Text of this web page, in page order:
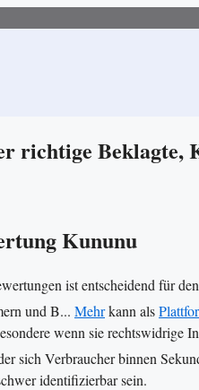
richtige Beklagte,
Kununu
ist entscheidend für
und B... Mehrkann als
wenn sie rechtswidrige
sich Verbraucher binnen
identifizierbar sein.